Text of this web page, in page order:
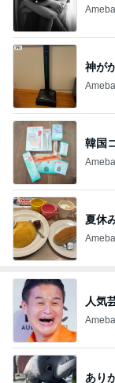
神が
韓国
夏休
人気
あり